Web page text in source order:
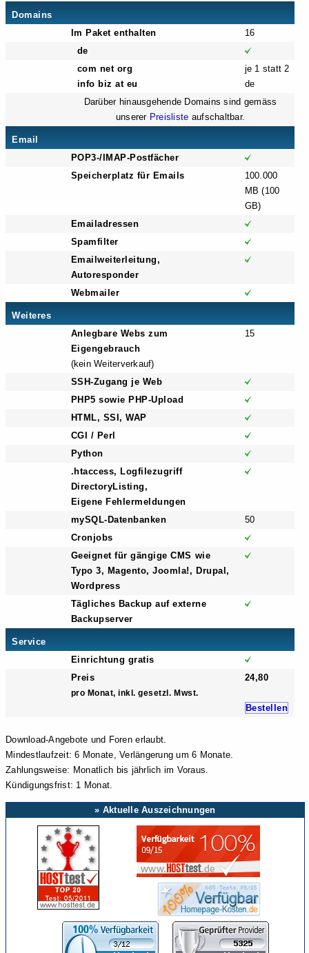
Domains
Im Paket enthalten
16
de
com net org
info biz at eu
je 1 statt 2
de
Darüber hinausgehende Domains sind gemäss
unserer Preisliste aufschaltbar.
Email
POP3-/IMAP-Postfächer
Speicherplatz für Emails
100.000
MB (100
GB)
Emailadressen
Spamfilter
Emailweiterleitung,
Autoresponder
Webmailer
Weiteres
Anlegbare Webs zum
Eigengebrauch
(kein Weiterverkauf)
15
SSH-Zugang je Web
PHP5 sowie PHP-Upload
HTML, SSI, WAP
CGI / Perl
Python
.htaccess, Logfilezugriff
DirectoryListing,
Eigene Fehlermeldungen
mySQL-Datenbanken
50
Cronjobs
Geeignet für gängige CMS wie
Typo 3, Magento, Joomla!, Drupal,
Wordpress
Tägliches Backup auf externe
Backupserver
Service
Einrichtung gratis
Preis
pro Monat, inkl. gesetzl. Mwst.
24,80
Bestellen
Download-Angebote und Foren erlaubt.
Mindestlaufzeit: 6 Monate, Verlängerung um 6 Monate.
Zahlungsweise: Monatlich bis jährlich im Voraus.
Kündigungsfrist: 1 Monat.
» Aktuelle Auszeichnungen